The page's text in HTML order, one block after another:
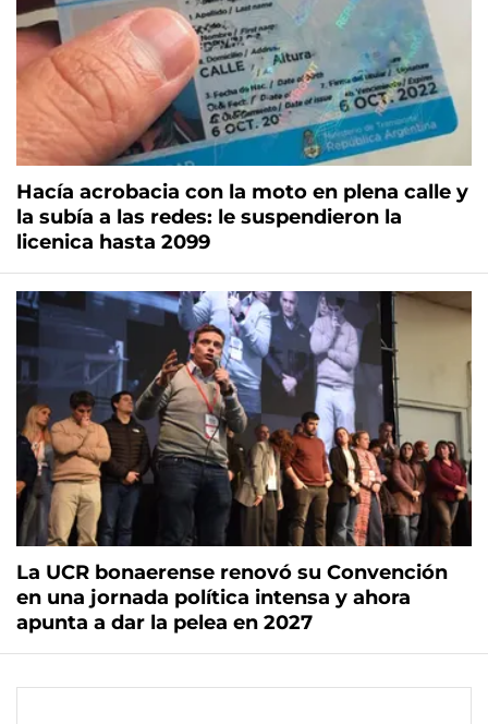
Hacía acrobacia con la moto en plena calle y
la subía a las redes: le suspendieron la
licenica hasta 2099
La UCR bonaerense renovó su Convención
en una jornada política intensa y ahora
apunta a dar la pelea en 2027